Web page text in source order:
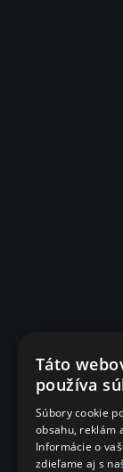
Táto
používa
Súbory cookie
obsahu, reklám
Informácie o
zdieľame aj s